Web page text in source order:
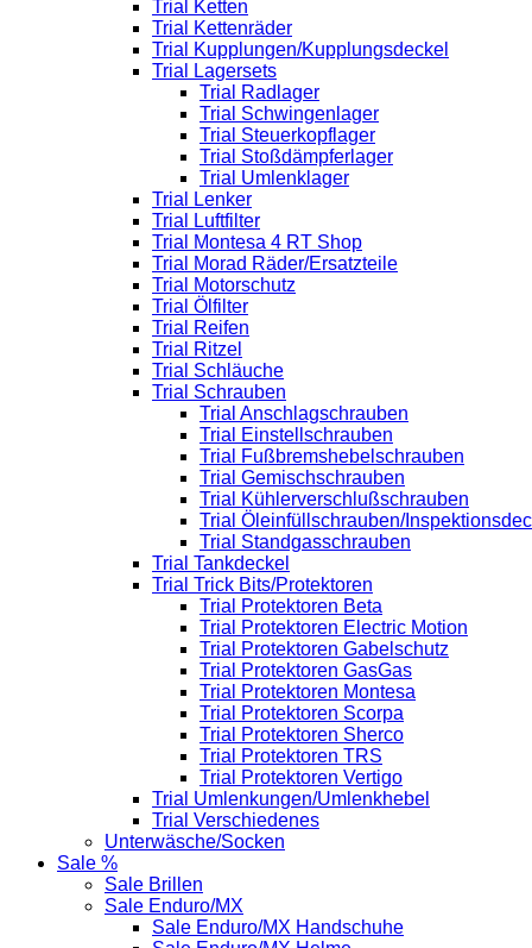
Trial Ketten
Trial Kettenräder
Trial Kupplungen/Kupplungsdeckel
Trial Lagersets
Trial Radlager
Trial Schwingenlager
Trial Steuerkopflager
Trial Stoßdämpferlager
Trial Umlenklager
Trial Lenker
Trial Luftfilter
Trial Montesa 4 RT Shop
Trial Morad Räder/Ersatzteile
Trial Motorschutz
Trial Ölfilter
Trial Reifen
Trial Ritzel
Trial Schläuche
Trial Schrauben
Trial Anschlagschrauben
Trial Einstellschrauben
Trial Fußbremshebelschrauben
Trial Gemischschrauben
Trial Kühlerverschlußschrauben
Trial Öleinfüllschrauben/
Trial Standgasschrauben
Trial Tankdeckel
Trial Trick Bits/Protektoren
Trial Protektoren Beta
Trial Protektoren Electric Motion
Trial Protektoren Gabelschutz
Trial Protektoren GasGas
Trial Protektoren Montesa
Trial Protektoren Scorpa
Trial Protektoren Sherco
Trial Protektoren TRS
Trial Protektoren Vertigo
Trial Umlenkungen/Umlenkhebel
Trial Verschiedenes
Unterwäsche/Socken
Sale %
Sale Brillen
Sale Enduro/MX
Sale Enduro/MX Handschuhe